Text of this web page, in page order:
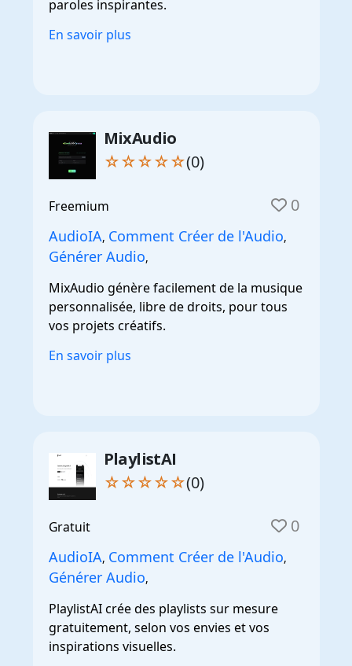
paroles inspirantes.
En savoir plus
MixAudio
☆☆☆☆☆(0)
Freemium 0
AudioIA, Comment Créer de l'Audio,
Générer Audio,
MixAudio génère facilement de la musique
personnalisée, libre de droits, pour tous
vos projets créatifs.
En savoir plus
PlaylistAI
☆☆☆☆☆(0)
Gratuit 0
AudioIA, Comment Créer de l'Audio,
Générer Audio,
PlaylistAI crée des playlists sur mesure
gratuitement, selon vos envies et vos
inspirations visuelles.